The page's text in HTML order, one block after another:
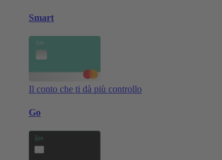
Smart
Il conto che ti dà più controllo
Go